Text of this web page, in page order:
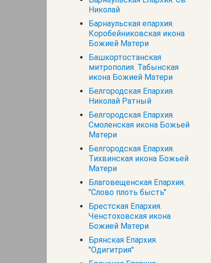
Николай
Барнаульская епархия.
Коробейниковская икона
Божией Матери
Башкортостанская
митрополия. Табынская
икона Божией Матери
Белгородская Епархия.
Николай Ратный
Белгородская Епархия.
Смоленская икона Божьей
Матери
Белгородская Епархия.
Тихвинская икона Божьей
Матери
Благовещенская Епархия.
"Слово плоть бысть"
Брестская Епархия.
Ченстоховская икона
Божией Матери
Брянская Епархия.
"Одигитрия"